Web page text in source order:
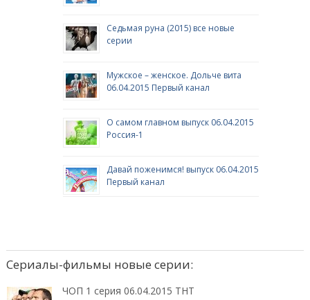
Седьмая руна (2015) все новые
серии
Мужское – женское. Дольче вита
06.04.2015 Первый канал
О самом главном выпуск 06.04.2015
Россия-1
Давай поженимся! выпуск 06.04.2015
Первый канал
Сериалы-фильмы новые серии:
ЧОП 1 серия 06.04.2015 ТНТ